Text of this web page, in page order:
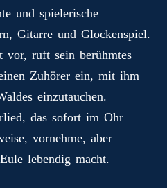
und spielerische
Gitarre und Glockenspiel.
vor, ruft sein berühmtes
Zuhörer ein, mit ihm
einzutauchen.
das sofort im Ohr
vornehme, aber
lebendig macht.